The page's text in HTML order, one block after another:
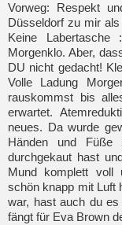
Vorweg: Respekt
Düsseldorf zu mir
Keine
Morgenklo. Aber,
DU nicht gedacht!
Volle Ladung
rauskommst bis
erwartet.
neues. Da wurde
Händen und
durchgekaut hast
Mund komplett voll
schön knapp mit Luft
war, hast auch du es
fängt für Eva Brown